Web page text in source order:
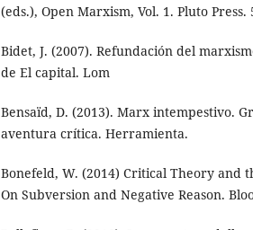
(eds.), Open Marxism, Vol. 1. Pluto Press.
Bidet, J. (2007). Refundación del
de El capital. Lom
Bensaïd, D. (2013). Marx intempestivo.
aventura crítica. Herramienta.
Bonefeld, W. (2014) Critical Theory and
On Subversion and Negative Reason.